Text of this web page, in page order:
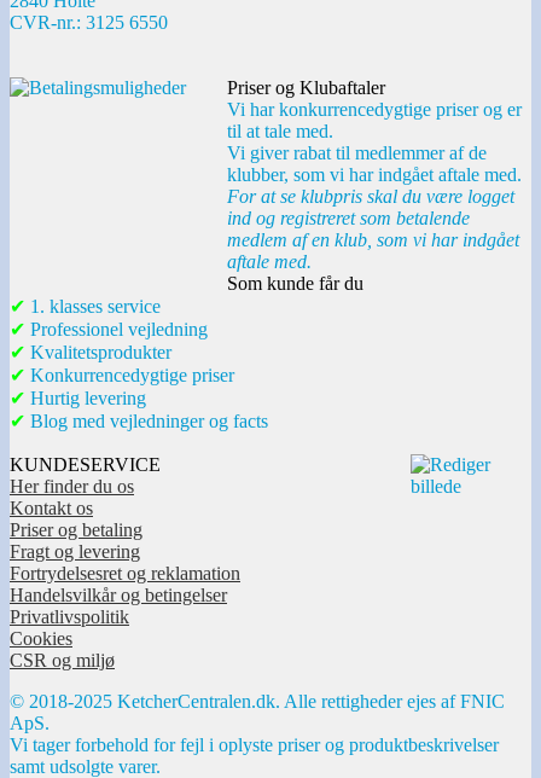
CVR-nr.: 3125 6550
Priser og Klubaftaler
Vi har konkurrencedygtige priser og er
til at tale med.
Vi giver rabat til medlemmer af de
klubber, som vi har indgået aftale med.
For at se klubpris skal du være logget
ind og registreret som betalende
medlem af en klub, som vi har indgået
aftale med.
Som kunde får du
✔ 1. klasses service
✔ Professionel vejledning
✔ Kvalitetsprodukter
✔ Konkurrencedygtige priser
✔ Hurtig levering
✔ Blog med vejledninger og facts
KUNDESERVICE
Her finder du os
Kontakt os
Priser og betaling
Fragt og levering
Fortrydelsesret og reklamation
Handelsvilkår og betingelser
Privatlivspolitik
Cookies
CSR og miljø
© 2018-2025 KetcherCentralen.dk. Alle rettigheder ejes af FNIC
ApS.
Vi tager forbehold for fejl i oplyste priser og produktbeskrivelser
samt udsolgte varer.